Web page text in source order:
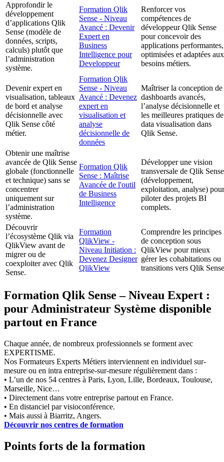
Approfondir le
développement
d’applications Qlik
Sense (modèle de
données, scripts,
calculs) plutôt que
l’administration
système.
Formation Qlik
Sense - Niveau
Avancé : Devenir
Expert en
Business
Intelligence pour
Developpeur
Renforcer vos
compétences de
développeur Qlik Sense
pour concevoir des
applications performantes,
optimisées et adaptées aux
besoins métiers.
Devenir expert en
visualisation, tableaux
de bord et analyse
décisionnelle avec
Qlik Sense côté
métier.
Formation Qlik
Sense - Niveau
Avancé : Devenez
expert en
visualisation et
analyse
décisionnelle de
données
Maîtriser la conception de
dashboards avancés,
l’analyse décisionnelle et
les meilleures pratiques de
data visualisation dans
Qlik Sense.
Obtenir une maîtrise
avancée de Qlik Sense
globale (fonctionnelle
et technique) sans se
concentrer
uniquement sur
l’administration
système.
Formation Qlik
Sense : Maîtrise
Avancée de l'outil
de Business
Intelligence
Développer une vision
transversale de Qlik Sense
(développement,
exploitation, analyse) pour
piloter des projets BI
complets.
Découvrir
l’écosystème Qlik via
QlikView avant de
migrer ou de
coexploiter avec Qlik
Sense.
Formation
QlikView -
Niveau Initiation :
Devenez Designer
QlikView
Comprendre les principes
de conception sous
QlikView pour mieux
gérer les cohabitations ou
transitions vers Qlik
Formation Qlik Sense – Niveau Expert :
pour Administrateur Système disponible
partout en France
Chaque année, de nombreux professionnels se forment avec
EXPERTISME.
Nos Formateurs Experts Métiers interviennent en individuel sur-
mesure ou en intra entreprise-sur-mesure régulièrement dans :
• L’un de nos 54 centres à Paris, Lyon, Lille, Bordeaux, Toulouse,
Marseille, Nice…
• Directement dans votre entreprise partout en France.
• En distanciel par visioconférence.
• Mais aussi à Biarritz, Angers.
Découvrir nos centres de formation
Points forts de la formation